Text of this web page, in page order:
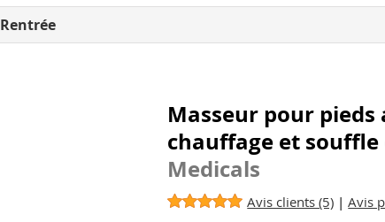
Rentrée
Masseur pour pieds
chauffage et souffle
Medicals
Avis clients (5) |Avis